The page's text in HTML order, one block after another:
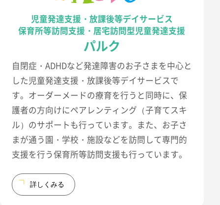
児童発達支援・放課後等デイサービス
保育所等訪問支援・居宅訪問型児童発達支援
パルク
自閉症・ADHDなど発達障害のお子さまを中心と
した児童発達支援・放課後等デイサービスで
す。オーダーメードの療育を行うと同時に、保
護者の方向けにペアレンティング（子育てスキ
ル）のサポートも行っています。また、お子さ
まが通う園・学校・施設などを訪問して専門的
支援を行う保育所等訪問支援も行っています。
詳しくみる